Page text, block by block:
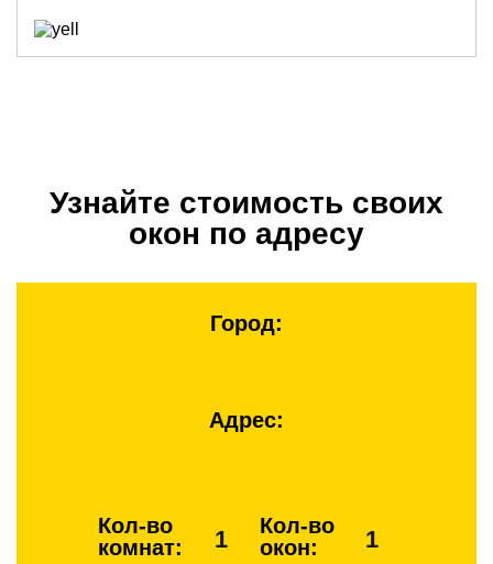
Узнайте стоимость своих
окон по адресу
Город:
Адрес:
Кол-во
комнат:
Кол-во
окон: